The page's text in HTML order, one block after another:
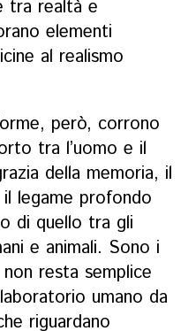
tra realtà e
elementi
al realismo
però, corrono
tra l’uomo e il
della memoria, il
legame profondo
di quello tra gli
e animali. Sono i
resta semplice
umano da
riguardano